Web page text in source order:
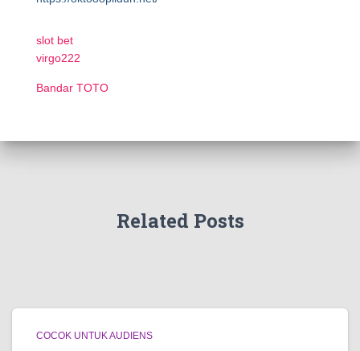
slot bet
virgo222
Bandar TOTO
Related Posts
COCOK UNTUK AUDIENS